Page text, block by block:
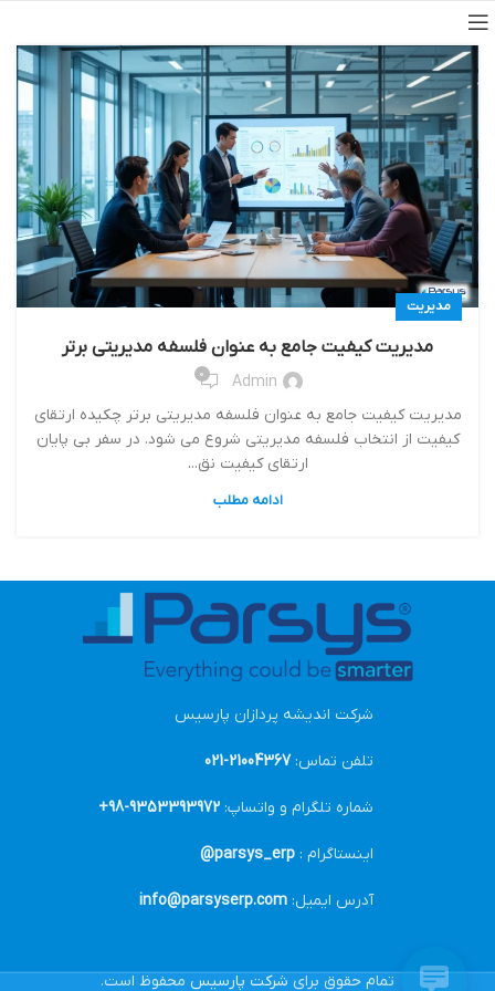
مدیریت
مديريت كيفيت جامع به عنوان فلسفه مديريتي برتر
Admin
0
مديريت كيفيت جامع به عنوان فلسفه مديريتي برتر چكيده ارتقاي
كيفيت از انتخاب فلسفه مديريتي شروع مي شود. در سفر بي پايان
ارتقاي كيفيت نق...
ادامه مطلب
شرکت اندیشه پردازان پارسیس
تلفن تماس:21004367-021
شماره تلگرام و واتساپ: 9353393972-98+
اینستاگرام : parsys_erp@
آدرس ایمیل: info@parsyserp.com
تمام حقوق برای شرکت پارسیس محفوظ است.